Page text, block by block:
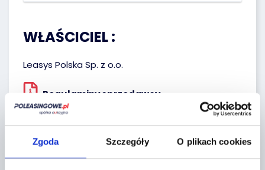
Zgoda Szczegóły O plikach cookies
WŁAŚCICIEL :
Leasys Polska Sp. z o.o.
Regulaminy sprzedawcy
Lokalizacja: